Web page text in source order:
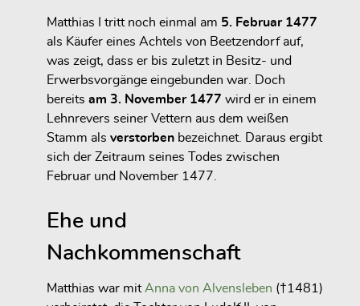
Matthias I tritt noch einmal am 5. Februar 1477
als Käufer eines Achtels von Beetzendorf auf,
was zeigt, dass er bis zuletzt in Besitz- und
Erwerbsvorgänge eingebunden war. Doch
bereits am 3. November 1477 wird er in einem
Lehnrevers seiner Vettern aus dem weißen
Stamm als verstorben bezeichnet. Daraus ergibt
sich der Zeitraum seines Todes zwischen
Februar und November 1477.
Ehe und
Nachkommenschaft
Matthias war mitAnna von Alvensleben (†1481)